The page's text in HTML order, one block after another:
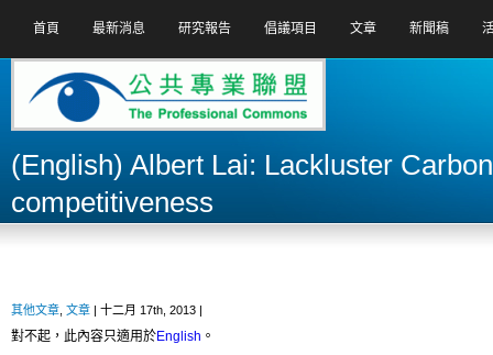
首頁 最新消息 研究報告 倡議項目 文章 新聞稿
(English) Albert Lai: Lackluster
competitiveness
其他文章 文章 | 十二月 17th, 2013 |
對不起，此內容只適用於English 。